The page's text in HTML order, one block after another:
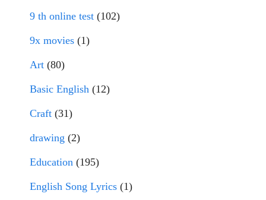
9 th online test (102)
9x movies (1)
Art (80)
Basic English (12)
Craft (31)
drawing (2)
Education (195)
English Song Lyrics (1)